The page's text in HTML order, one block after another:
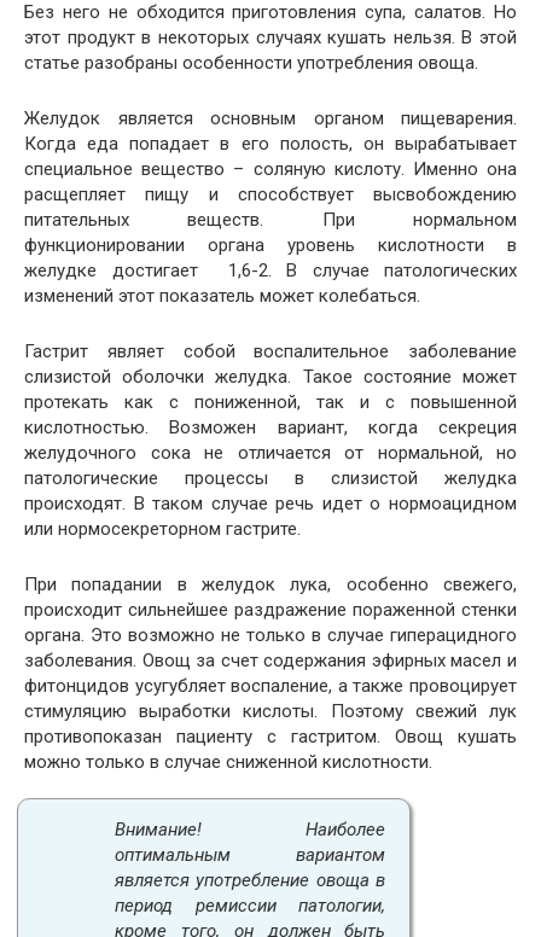
Без него не обходится приготовления супа, салатов. Но
этот продукт в некоторых случаях кушать нельзя. В этой
статье разобраны особенности употребления овоща.
Желудок является основным органом пищеварения.
Когда еда попадает в его полость, он вырабатывает
специальное вещество – соляную кислоту. Именно она
расщепляет пищу и способствует высвобождению
питательных веществ. При нормальном
функционировании органа уровень кислотности в
желудке достигает 1,6-2. В случае патологических
изменений этот показатель может колебаться.
Гастрит являет собой воспалительное заболевание
слизистой оболочки желудка. Такое состояние может
протекать как с пониженной, так и с повышенной
кислотностью. Возможен вариант, когда секреция
желудочного сока не отличается от нормальной, но
патологические процессы в слизистой желудка
происходят. В таком случае речь идет о нормоацидном
или нормосекреторном гастрите.
При попадании в желудок лука, особенно свежего,
происходит сильнейшее раздражение пораженной стенки
органа. Это возможно не только в случае гиперацидного
заболевания. Овощ за счет содержания эфирных масел и
фитонцидов усугубляет воспаление, а также провоцирует
стимуляцию выработки кислоты. Поэтому свежий лук
противопоказан пациенту с гастритом. Овощ кушать
можно только в случае сниженной кислотности.
Внимание! Наиболее
оптимальным вариантом
является употребление овоща в
период ремиссии патологии,
кроме того, он должен быть